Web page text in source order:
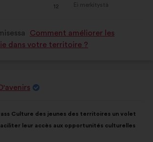
12
seuraavasti:
Ei merkitystä
:kertaa
Comment améliorer les
dans votre territoire ?
Culture des jeunes des territoires un volet
leur accès aux opportunités culturelles